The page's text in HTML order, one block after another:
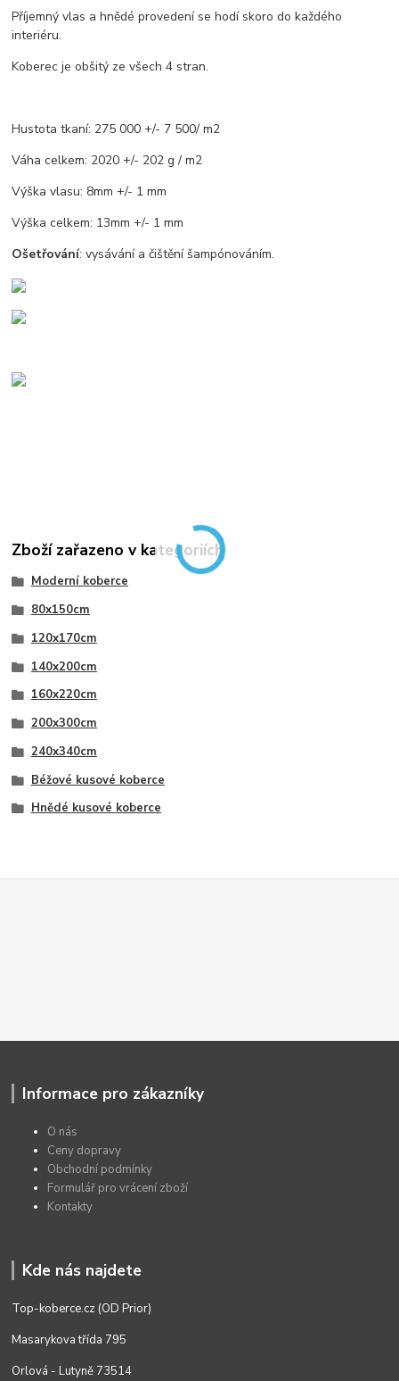
Příjemný vlas a hnědé provedení se hodí skoro do každého
interiéru.
Koberec je obšitý ze všech 4 stran.
Hustota tkaní: 275 000 +/- 7 500/ m2
Váha celkem: 2020 +/- 202 g / m2
Výška vlasu: 8mm +/- 1 mm
Výška celkem: 13mm +/- 1 mm
Ošetřování: vysávání a čištění šampónováním.
Zboží zařazeno v kategoriích
Moderní koberce
80x150cm
120x170cm
140x200cm
160x220cm
200x300cm
240x340cm
Béžové kusové koberce
Hnědé kusové koberce
Informace pro zákazníky
O nás
Ceny dopravy
Obchodní podmínky
Formulář pro vrácení zboží
Kontakty
Kde nás najdete
Top-koberce.cz (OD Prior)
Masarykova třída 795
Orlová - Lutyně 73514